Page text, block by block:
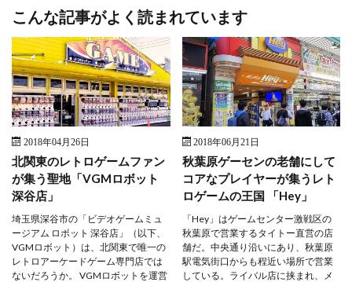
こんな記事がよく読まれています
2018年04月26日
北関東のレトロゲームファン
が集う聖地「VGMロボット
深谷店」
埼玉県深谷市の「ビデオゲームミュ
ージアム ロボット 深谷店」（以下、
VGMロボット）は、北関東で唯一の
レトロアーケードゲーム専門店では
ないだろうか。 VGMロボットを運営
2018年06月21日
秋葉原ゲーセンの老舗にして
コアなプレイヤーが集うレト
ロゲームの王国 「Hey」
「Hey」はゲームセンター激戦区の
秋葉原で営業するタイトー直営の店
舗だ。中央通り沿いにあり、秋葉原
駅電気街口からも程近い場所で営業
している。ライバル店に挟まれ、メ